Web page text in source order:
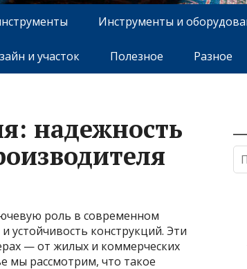
Инструменты и
и участок Полезное Разное
надежность
роль в современном
устойчивость конструкций. Эти
— от жилых и коммерческих
мы рассмотрим, что такое